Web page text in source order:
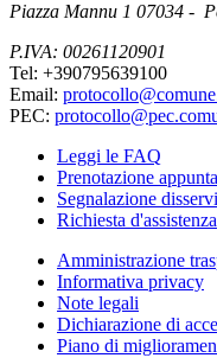
Piazza Mannu 1 07034 -
P.IVA: 00261120901
Tel: +390795639100
Email:
PEC:
Leggi le FAQ
Prenotazione
Segnalazione
Richiesta d'assistenza
Amministrazione
Informativa privacy
Note legali
Dichiarazione di
Piano di